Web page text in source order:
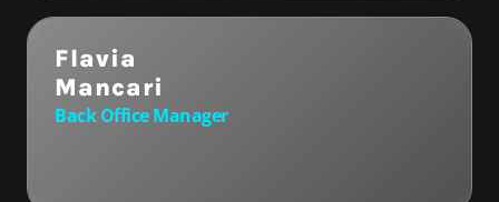
Flavia
Mancari
Back Office Manager